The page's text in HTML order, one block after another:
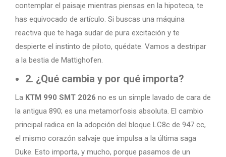
contemplar el paisaje mientras piensas en la hipoteca, te
has equivocado de artículo. Si buscas una máquina
reactiva que te haga sudar de pura excitación y te
despierte el instinto de piloto, quédate. Vamos a destripar
a la bestia de Mattighofen.
2. ¿Qué cambia y por qué importa?
La KTM 990 SMT 2026 no es un simple lavado de cara de
la antigua 890; es una metamorfosis absoluta. El cambio
principal radica en la adopción del bloque LC8c de 947 cc,
el mismo corazón salvaje que impulsa a la última saga
Duke. Esto importa, y mucho, porque pasamos de un